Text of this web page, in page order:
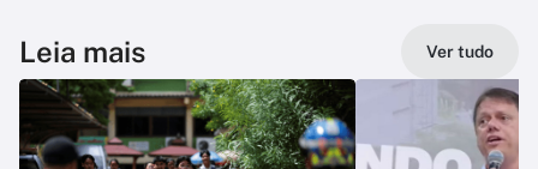
Leia mais Ver tudo